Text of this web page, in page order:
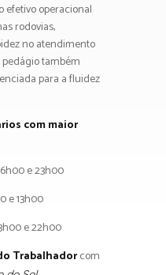
efetivo operacional
rodovias,
no atendimento
também
para a fluidez
com maior
e 23h00
e 13h00
e 22h00
Trabalhadorcom